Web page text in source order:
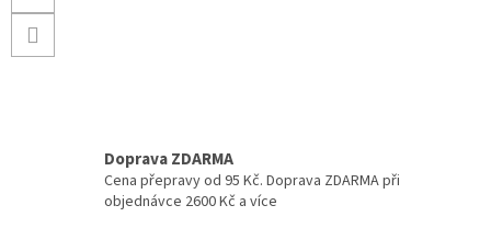
Doprava ZDARMA
Cena přepravy od 95 Kč. Doprava ZDARMA při
objednávce 2600 Kč a více